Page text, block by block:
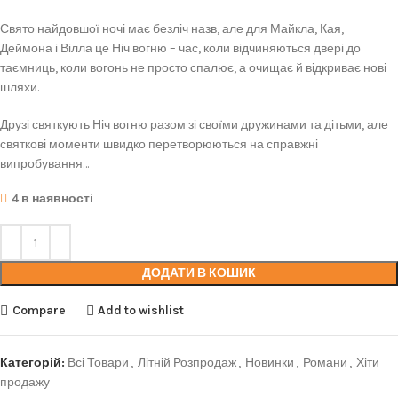
Свято найдовшої ночі має безліч назв, але для Майкла, Кая,
Деймона і Вілла це Ніч вогню – час, коли відчиняються двері до
таємниць, коли вогонь не просто спалює, а очищає й відкриває нові
шляхи.
Друзі святкують Ніч вогню разом зі своїми дружинами та дітьми, але
святкові моменти швидко перетворюються на справжні
випробування…
4 в наявності
ДОДАТИ В КОШИК
Compare Add to wishlist
Категорій: Всі Товари , Літній Розпродаж, Новинки , Романи , Хіти
продажу